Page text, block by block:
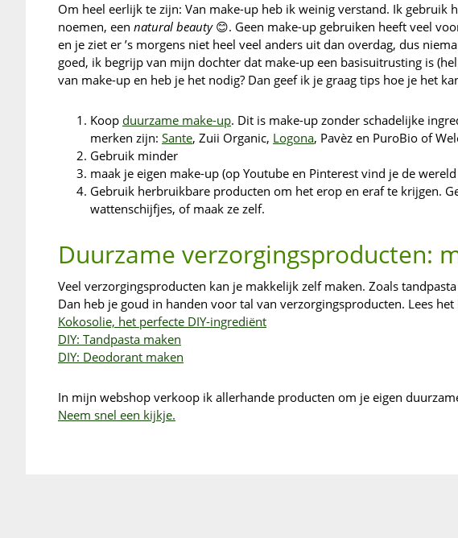
Om heel eerlijk te zijn: Van make-up heb ik weinig verstand. Ik gebruik
noemen, een natural beauty😊. Geen make-up gebruiken heeft veel
en je ziet er ’s morgens niet heel veel anders uit dan overdag, dus
goed, ik begrijp van mijn dochter dat make-up een basisuitrusting is
van make-up en heb je het nodig? Dan geef ik je graag tips hoe je het
Koop duurzame make-up. Dit is make-up zonder schadelijke
merken zijn: Sante, Zuii Organic, Logona, Pavèz en PuroBio of
Gebruik minder
maak je eigen make-up (op Youtube en Pinterest vind je de
Gebruik herbruikbare producten om het erop en eraf te krijgen.
wattenschijfjes, of maak ze zelf.
Duurzame verzorgingsproducten:
Veel verzorgingsproducten kan je makkelijk zelf maken. Zoals
Dan heb je goud in handen voor tal van verzorgingsproducten. Lees het
Kokosolie, het perfecte DIY-ingrediënt
DIY: Tandpasta maken
DIY: Deodorant maken
In mijn webshop verkoop ik allerhande producten om je eigen
Neem snel een kijkje.